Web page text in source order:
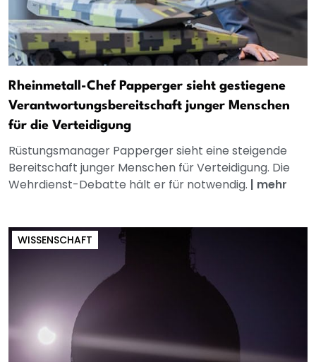
Rheinmetall-Chef Papperger sieht gestiegene
Verantwortungsbereitschaft junger Menschen
für die Verteidigung
Rüstungsmanager Papperger sieht eine steigende
Bereitschaft junger Menschen für Verteidigung. Die
Wehrdienst-Debatte hält er für notwendig. | mehr
WISSENSCHAFT